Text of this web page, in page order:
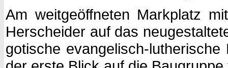
Am weitgeöffneten Markplatz
Herscheider auf das
gotische evangelisch-